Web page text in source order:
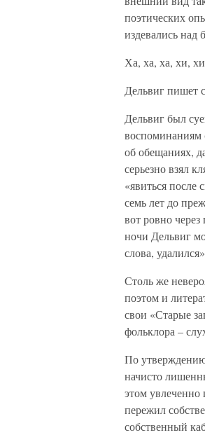
поэтических
издевались над
Ха, ха, ха, хи,
Дельвиг пишет
Дельвиг был
воспоминаниям
об обещаниях,
серьезно взял
«явиться после
семь лет до
вот ровно
ночи Дельвиг
слова,
Столь же
поэтом и
свои «Старые
фольклора –
По
начисто
этом увлеченно
пережил
собственный